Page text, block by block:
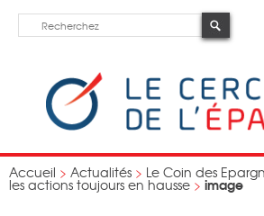
Accueil > Actualités > Le Coin des
les actions toujours en hausse > image